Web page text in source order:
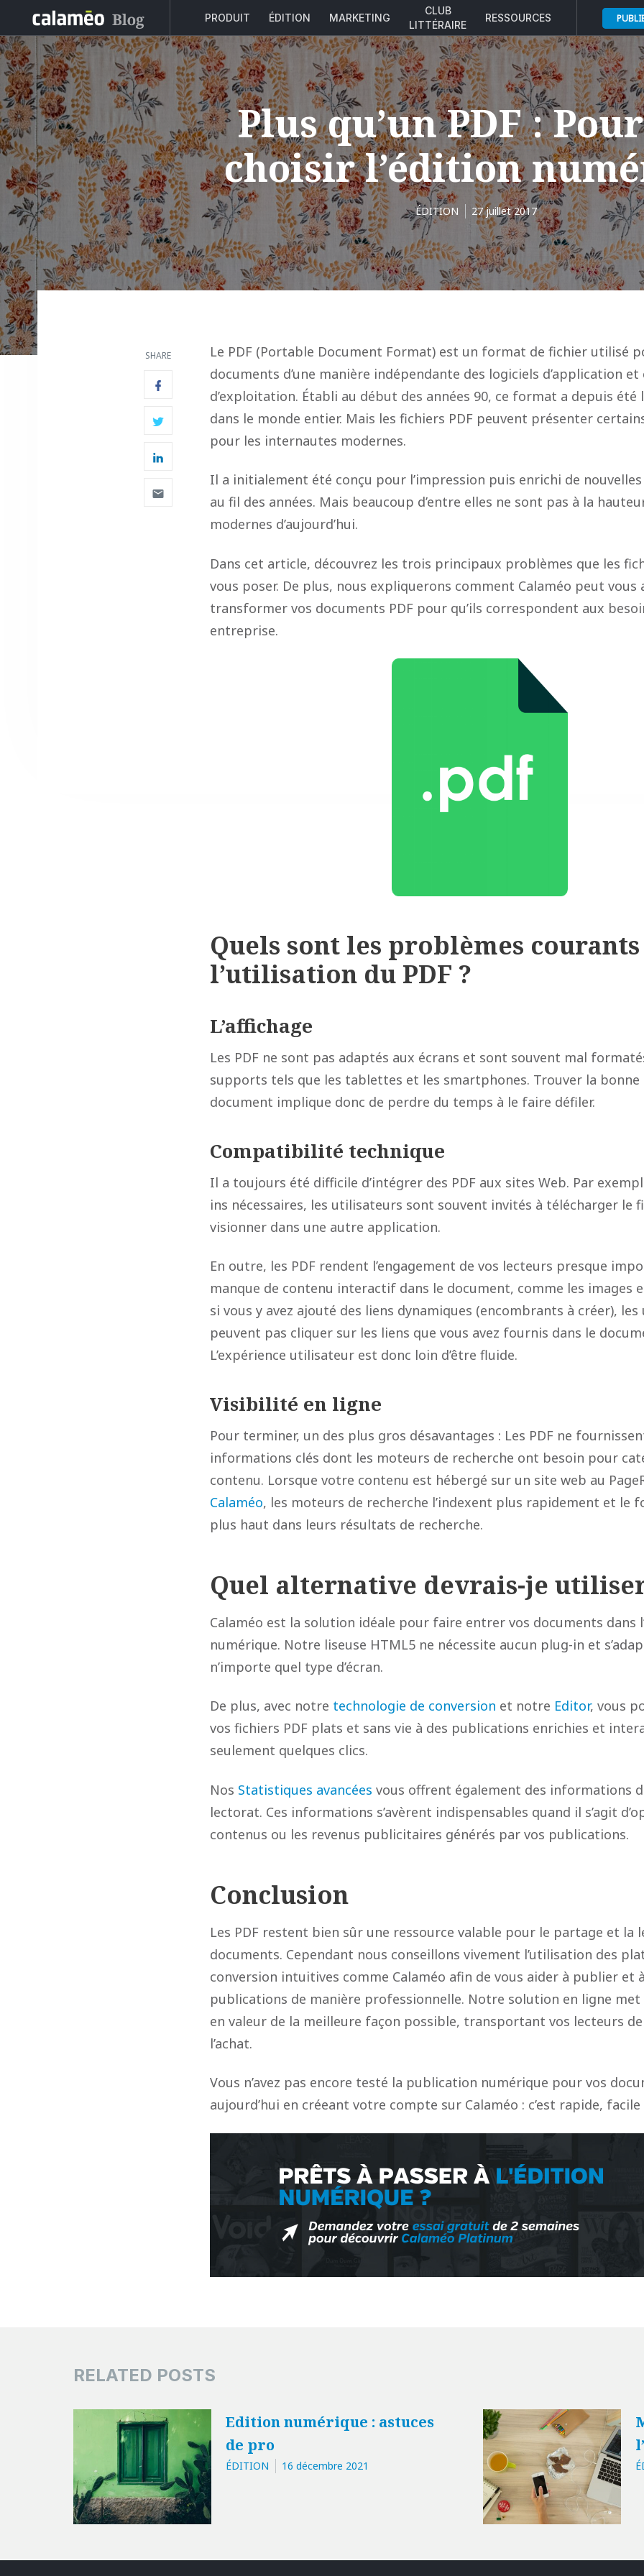
PRODUIT ÉDITION MARKETING
CLUB
LITTÉRAIRE
RESSOURCES
Plus qu’un PDF :
choisir l’édition
ÉDITION 27 juillet 2017
SHARE
Le PDF (Portable Document Format) est un format de fichier utilisé
documents d’une manière indépendante des logiciels d’application et
d’exploitation. Établi au début des années 90, ce format a depuis
dans le monde entier. Mais les fichiers PDF peuvent présenter
pour les internautes modernes.
Il a initialement été conçu pour l’impression puis enrichi de
au fil des années. Mais beaucoup d’entre elles ne sont pas à la
modernes d’aujourd’hui.
Dans cet article, découvrez les trois principaux problèmes que les
vous poser. De plus, nous expliquerons comment Calaméo peut vous
transformer vos documents PDF pour qu’ils correspondent aux
entreprise.
Quels sont les problèmes
l’utilisation du PDF ?
L’affichage
Les PDF ne sont pas adaptés aux écrans et sont souvent mal
supports tels que les tablettes et les smartphones. Trouver la bonne
document implique donc de perdre du temps à le faire défiler.
Compatibilité technique
Il a toujours été difficile d’intégrer des PDF aux sites Web. Par
ins nécessaires, les utilisateurs sont souvent invités à télécharger le
visionner dans une autre application.
En outre, les PDF rendent l’engagement de vos lecteurs presque
manque de contenu interactif dans le document, comme les images
si vous y avez ajouté des liens dynamiques (encombrants à créer),
peuvent pas cliquer sur les liens que vous avez fournis dans le
L’expérience utilisateur est donc loin d’être fluide.
Visibilité en ligne
Pour terminer, un des plus gros désavantages : Les PDF ne
informations clés dont les moteurs de recherche ont besoin pour
contenu. Lorsque votre contenu est hébergé sur un site web au
Calaméo, les moteurs de recherche l’indexent plus rapidement et le
plus haut dans leurs résultats de recherche.
Quel alternative devrais-je
Calaméo est la solution idéale pour faire entrer vos documents dans
numérique. Notre liseuse HTML5 ne nécessite aucun plug-in et
n’importe quel type d’écran.
De plus, avec notre technologie de conversion et notre Editor, vous
vos fichiers PDF plats et sans vie à des publications enrichies et
seulement quelques clics.
Nos Statistiques avancées vous offrent également des informations
lectorat. Ces informations s’avèrent indispensables quand il s’agit
contenus ou les revenus publicitaires générés par vos publications.
Conclusion
Les PDF restent bien sûr une ressource valable pour le partage et la
documents. Cependant nous conseillons vivement l’utilisation des
conversion intuitives comme Calaméo afin de vous aider à publier et
publications de manière professionnelle. Notre solution en ligne met
en valeur de la meilleure façon possible, transportant vos lecteurs
l’achat.
Vous n’avez pas encore testé la publication numérique pour vos
aujourd’hui en créeant votre compte sur Calaméo : c’est rapide,
RELATED POSTS
Edition numérique : astuces
de pro
ÉDITION 16 décembre 2021